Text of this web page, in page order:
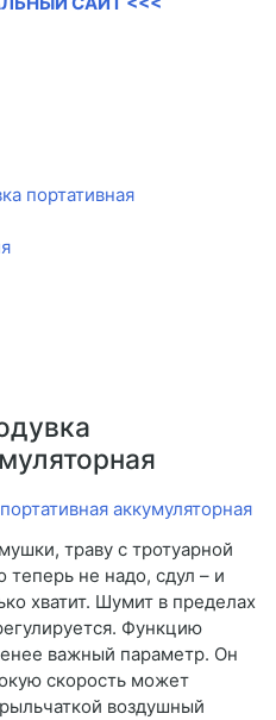
портативная
траву с тротуарной
не надо, сдул – и
хватит. Шумит в пределах
Функцию
важный параметр. Он
скорость может
воздушный